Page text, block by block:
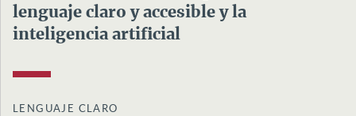
lenguaje claro y accesible y la
inteligencia artificial
LENGUAJE CLARO